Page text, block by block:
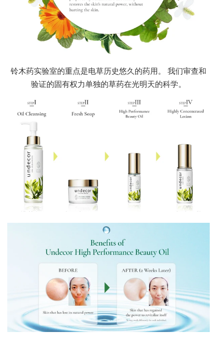
铃木药实验室的重点是电草历史悠久的药用。 我们审查和
验证的固有权力单独的草药在光明天的科学。